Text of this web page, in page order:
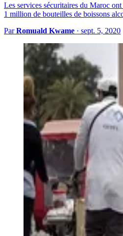
Les services sécuritaires du Maroc
1 million de bouteilles de boissons
ParRomuald Kwame · sept. 5, 2020